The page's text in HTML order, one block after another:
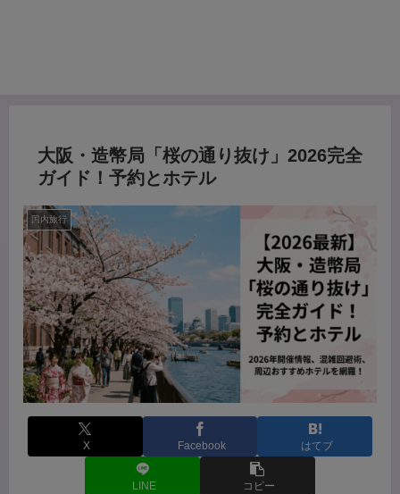
大阪・造幣局「桜の通り抜け」2026完全
ガイド！予約とホテル
国内旅行
X Facebook はてブ
LINE コピー